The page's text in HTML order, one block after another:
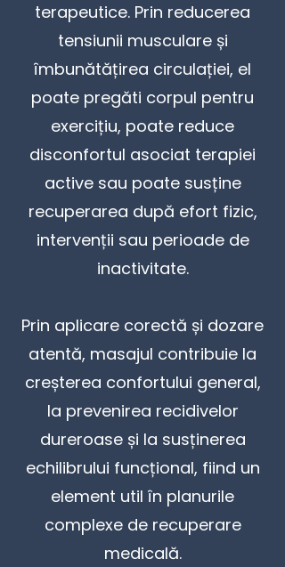
terapeutice. Prin reducerea
tensiunii musculare și
îmbunătățirea circulației, el
poate pregăti corpul pentru
exercițiu, poate reduce
disconfortul asociat terapiei
active sau poate susține
recuperarea după efort fizic,
intervenții sau perioade de
inactivitate.
Prin aplicare corectă și dozare
atentă, masajul contribuie la
creșterea confortului general,
la prevenirea recidivelor
dureroase și la susținerea
echilibrului funcțional, fiind un
element util în planurile
complexe de recuperare
medicală.